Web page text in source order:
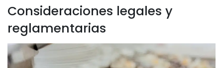
Consideraciones legales y
reglamentarias